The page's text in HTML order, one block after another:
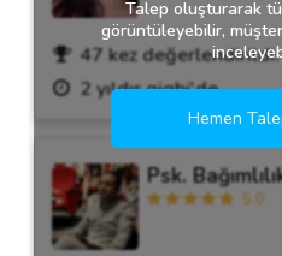
47 kez değerlendirildi.
2 yıldır gigbi'de
Psk.
5.0
Talep oluşturarak
görüntüleyebilir,
Hemen